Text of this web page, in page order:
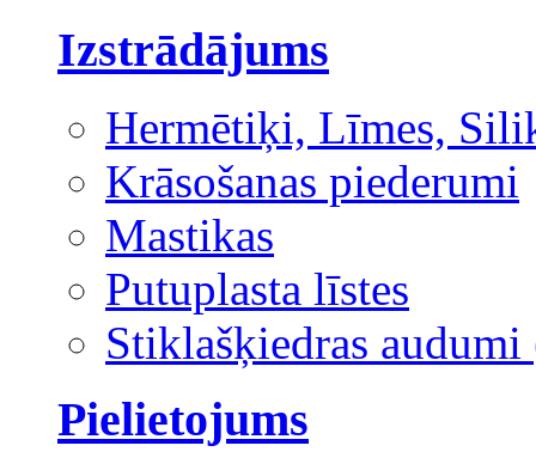
Izstrādājums
Hermētiķi, Līmes,
Krāsošanas piederumi
Mastikas
Putuplasta līstes
Stiklašķiedras audumi
Pielietojums